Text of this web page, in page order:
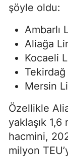
şöyle oldu:
Ambarlı
Aliağa
Kocaeli
Tekirdağ
Mersin
Özellikle
yaklaşık
hacmini,
milyon